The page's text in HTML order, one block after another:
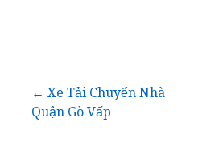
Điều
← Xe Tải Chuyển Nhà
Quận Gò Vấp